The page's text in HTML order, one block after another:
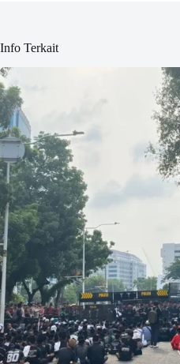
Info Terkait